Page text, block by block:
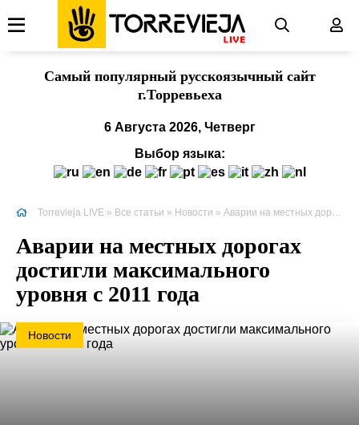
Cамый популярный русскоязычный сайт
г.Торревьеха
6 Августа 2026, Четверг
Выбор языка:
Torrevieja LIVE » Все статьи » Новости » Аварии на местных дорогах достигли максимального уровня с 2011 года
Аварии на местных дорогах
достигли максимального
уровня с 2011 года
Новости